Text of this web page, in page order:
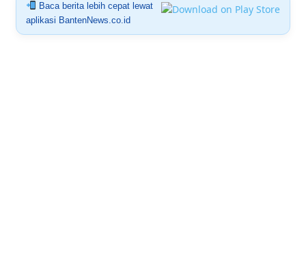
Baca berita lebih cepat lewat
aplikasi BantenNews.co.id